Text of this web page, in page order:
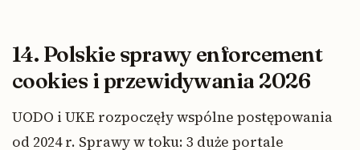
14. Polskie sprawy enforcement
cookies i przewidywania 2026
UODO i UKE rozpoczęły wspólne postępowania
od 2024 r. Sprawy w toku: 3 duże portale